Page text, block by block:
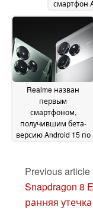
смартфон
Realme назван
первым
смартфоном,
получившим бета-
версию Android 15 по
Previous article
Snapdragon 8
ранняя утечка